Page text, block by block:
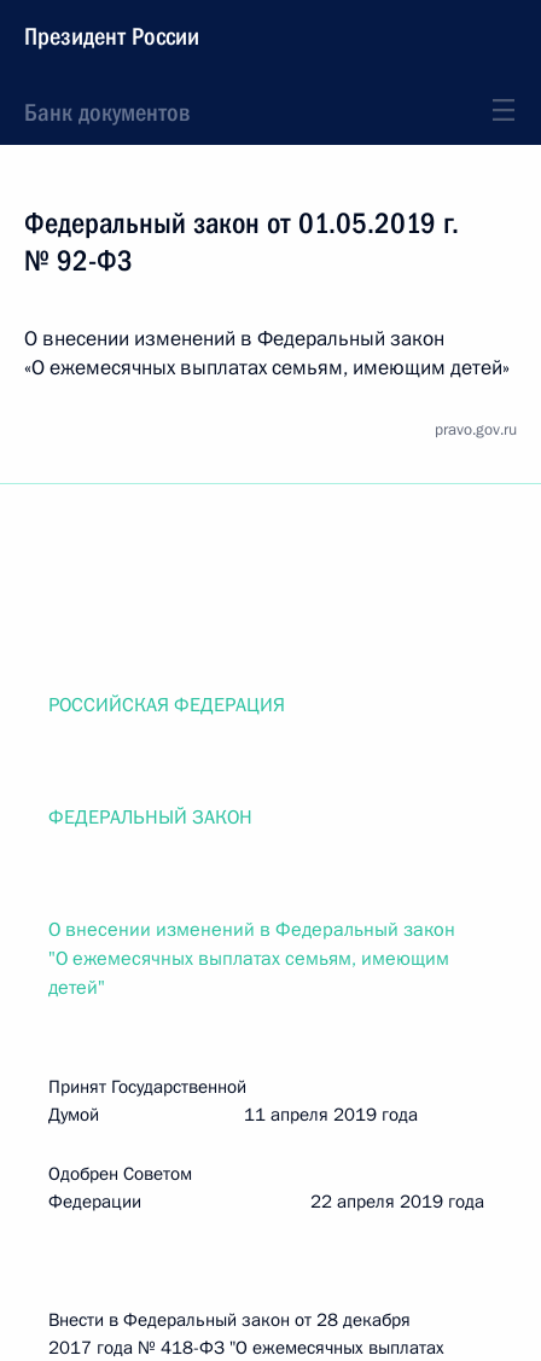
Президент России
Банк документов
Федеральный закон от 01.05.2019 г.
№ 92-ФЗ
О внесении изменений в Федеральный закон
«О ежемесячных выплатах семьям, имеющим детей»
pravo.gov.ru
РОССИЙСКАЯ ФЕДЕРАЦИЯ
ФЕДЕРАЛЬНЫЙ ЗАКОН
О внесении изменений в Федеральный закон
"О ежемесячных выплатах семьям, имеющим
детей"
Принят Государственной
Думой 11 апреля 2019 года
Одобрен Советом
Федерации 22 апреля 2019 года
Внести в Федеральный закон от 28 декабря
2017 года № 418-ФЗ "О ежемесячных выплатах